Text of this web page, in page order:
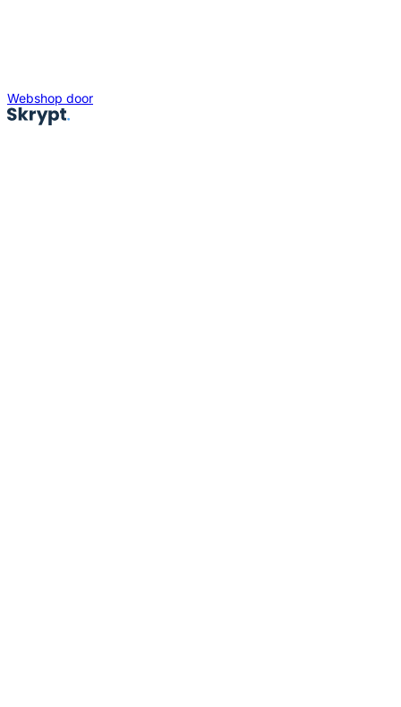
Webshop door